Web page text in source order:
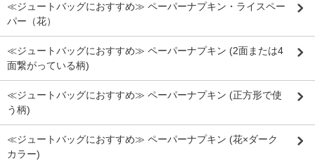
≪ジュートバッグにおすすめ≫ ペーパーナプキン・ライスペー
パー（花）
≪ジュートバッグにおすすめ≫ ペーパーナプキン (2面または4
面繋がっている柄)
≪ジュートバッグにおすすめ≫ ペーパーナプキン (正方形で使
う柄)
≪ジュートバッグにおすすめ≫ ペーパーナプキン (花×ダーク
カラー)